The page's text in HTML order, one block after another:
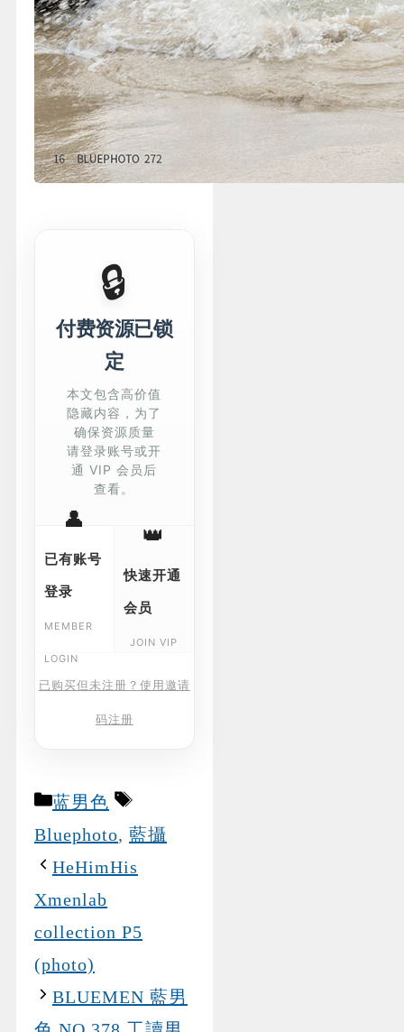
🔒
付费资源已锁
定
本文包含高价值
隐藏内容，为了
确保资源质量
请登录账号或开
通 VIP 会员后
查看。
👤
已有账号
登录
MEMBER
LOGIN
👑
快速开通
会员
JOIN VIP
已购买但未注册？使用邀请
码注册
Categories
蓝男色
Tags
Bluephoto, 藍攝
HeHimHis
Xmenlab
collection P5
(photo)
BLUEMEN 藍男